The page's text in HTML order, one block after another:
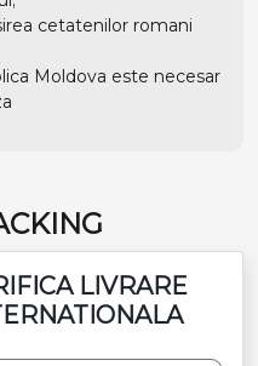
cetatenilor romani
Moldova este necesar
LIVRARE